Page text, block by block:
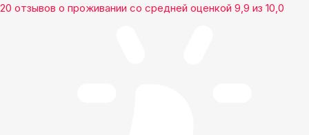
20 отзывов о проживании со средней оценкой 9,9 из 10,0